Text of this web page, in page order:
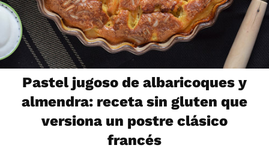
Pastel jugoso de albaricoques y
almendra: receta sin gluten que
versiona un postre clásico
francés